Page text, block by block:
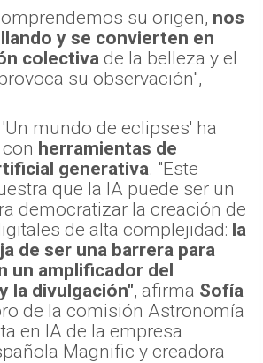
su origen, nos
y se convierten en
colectiva de la belleza y el
su observación",
mundo de eclipses' ha
herramientas de
generativa. "Este
que la IA puede ser un
democratizar la creación de
de alta complejidad: la
de ser una barrera para
un amplificador del
la divulgación", afirma Sofía
de la comisión Astronomía
en IA de la empresa
Magnific y creadora